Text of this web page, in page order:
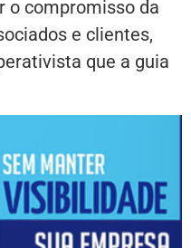
o compromisso da
e clientes,
que a guia